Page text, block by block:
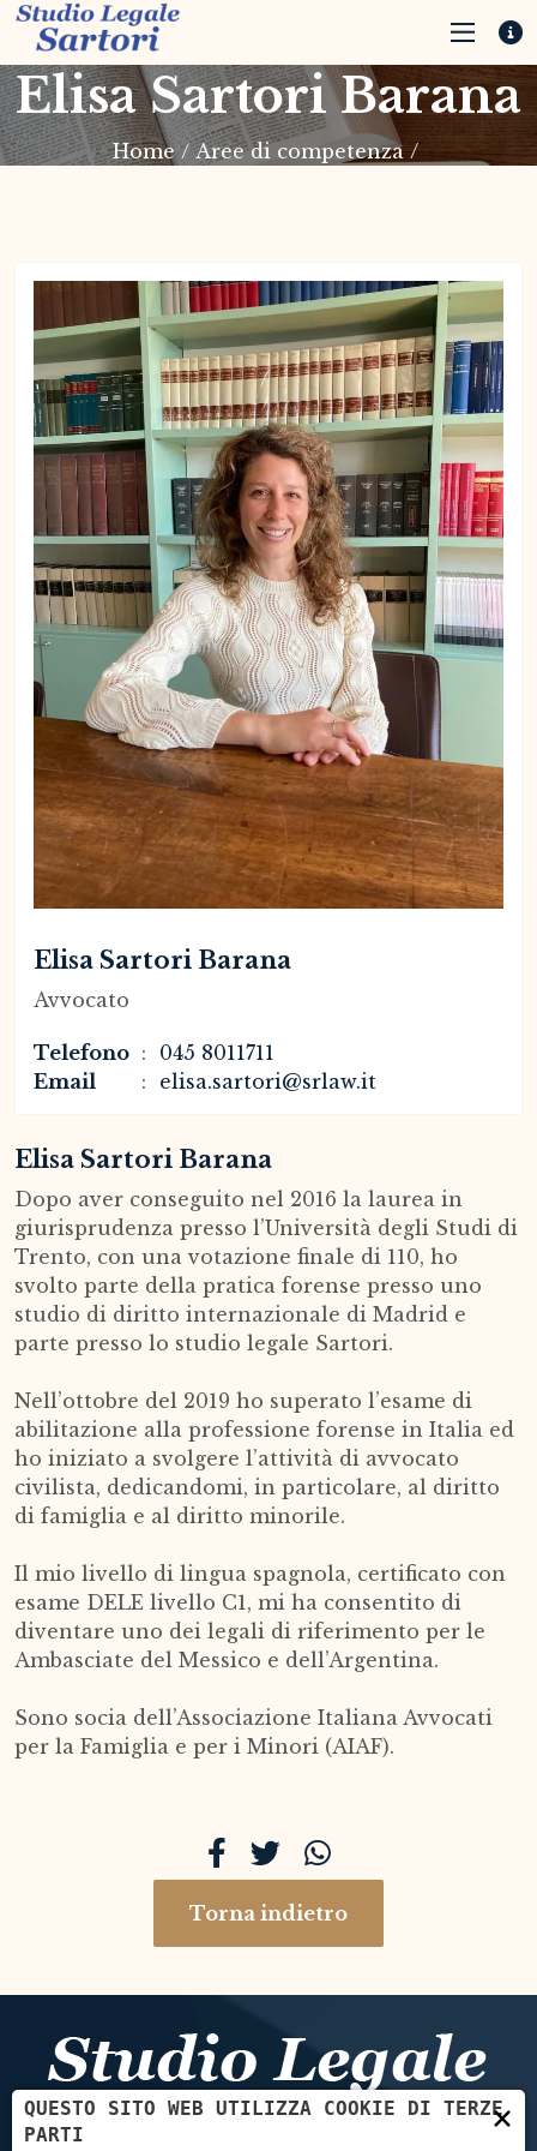
Elisa Sartori Barana
Home/Aree di competenza/
Elisa Sartori Barana
Avvocato
Telefono
045 8011711
Email
elisa.sartori@srlaw.it
Elisa Sartori Barana
Dopo aver conseguito nel 2016 la laurea in
giurisprudenza presso l’Università degli Studi di
Trento, con una votazione finale di 110, ho
svolto parte della pratica forense presso uno
studio di diritto internazionale di Madrid e
parte presso lo studio legale Sartori.
Nell’ottobre del 2019 ho superato l’esame di
abilitazione alla professione forense in Italia ed
ho iniziato a svolgere l’attività di avvocato
civilista, dedicandomi, in particolare, al diritto
di famiglia e al diritto minorile.
Il mio livello di lingua spagnola, certificato con
esame DELE livello C1, mi ha consentito di
diventare uno dei legali di riferimento per le
Ambasciate del Messico e dell’Argentina.
Sono socia dell’Associazione Italiana Avvocati
per la Famiglia e per i Minori (AIAF).
Torna indietro
×
QUESTO SITO WEB UTILIZZA COOKIE DI TERZE
PARTI